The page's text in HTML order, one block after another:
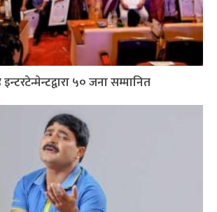
५० जना सम्मानित